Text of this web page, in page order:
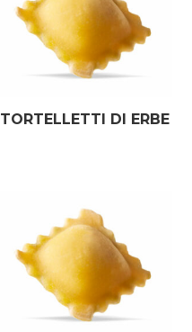
TORTELLETTI DI ERBE